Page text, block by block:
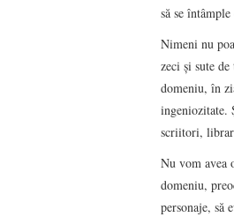
să se
Nimeni nu
zeci şi sute
domeniu, în
ingeniozitate.
scriitori,
Nu vom avea
domeniu,
personaje, să